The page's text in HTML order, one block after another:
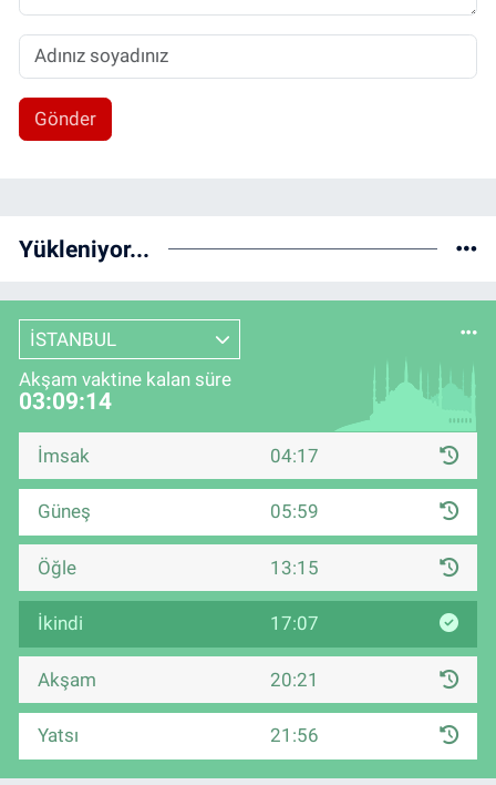
Gönder
Yükleniyor...
İSTANBUL
Akşam vaktine kalan süre
03:09:14
İmsak 04:17
Güneş 05:59
Öğle 13:15
İkindi 17:07
Akşam 20:21
Yatsı 21:56